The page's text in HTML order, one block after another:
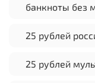
банкноты без
25 рублей
25 рублей